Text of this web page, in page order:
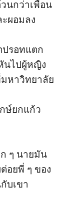
นกว่าเพื่อน
ผอมลง
รอทแตก
นไปผู้หญิง
หาวิทยาลัย
ษ์ยกแก้ว
ๆ นายมัน
อยพี่ ๆ ของ
บเขา